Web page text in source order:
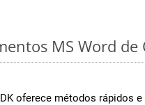
MS Word de
oferece métodos rápidos